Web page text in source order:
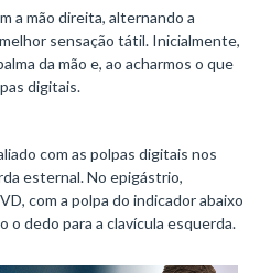
a mão direita, alternando a
sensação tátil. Inicialmente,
da mão e, ao acharmos o que
digitais.
com as polpas digitais nos
esternal. No epigástrio,
com a polpa do indicador abaixo
o dedo para a clavícula esquerda.